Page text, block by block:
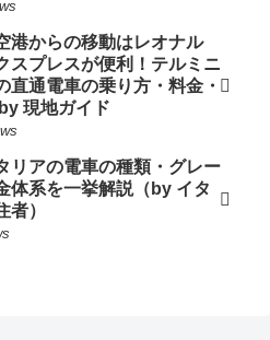
港からの移動はレオナル
スプレスが便利！テルミニ
直通電車の乗り方・料金・
現地ガイド
リアの電車の種類・グレー
体系を一挙解説（by イタ
者）